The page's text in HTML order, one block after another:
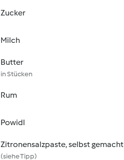
Zucker
Milch
Butter
in Stücken
Rum
Powidl
Zitronensalzpaste, selbst gemacht
(siehe Tipp)